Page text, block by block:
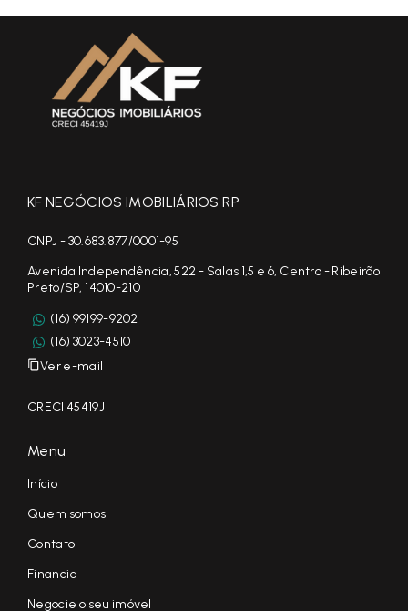
KF NEGÓCIOS IMOBILIÁRIOS RP
CNPJ - 30.683.877/0001-95
Avenida Independência, 522 - Salas 1,5 e 6, Centro - Ribeirão
Preto/SP, 14010-210
(16) 99199-9202
(16) 3023-4510
Ver e-mail
CRECI 45419J
Menu
Início
Quem somos
Contato
Financie
Negocie o seu imóvel